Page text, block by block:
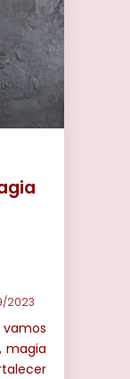
2023
magia